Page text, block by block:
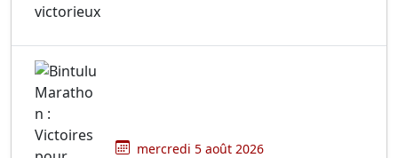
mercredi 5 août 2026